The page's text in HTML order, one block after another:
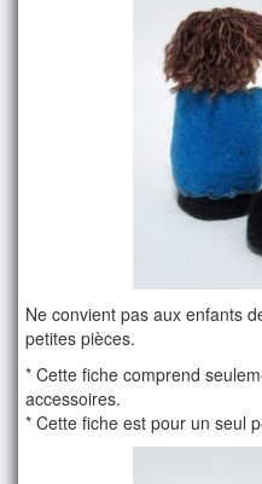
Ne convient pas aux enfants
petites pièces.
* Cette fiche comprend
accessoires.
* Cette fiche est pour un seul